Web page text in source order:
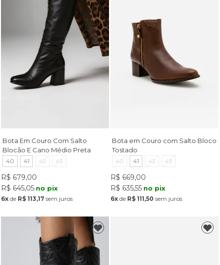
Bota Em Couro Com Salto
Blocão E Cano Médio Preta
40 41 42 43
R$ 679,00
R$ 645,05 no pix
6xde R$ 113,17sem juros
Bota em Couro com Salto Bloco
Tostado
40 41 42 43
R$ 669,00
R$ 635,55 no pix
6x de R$ 111,50 sem juros